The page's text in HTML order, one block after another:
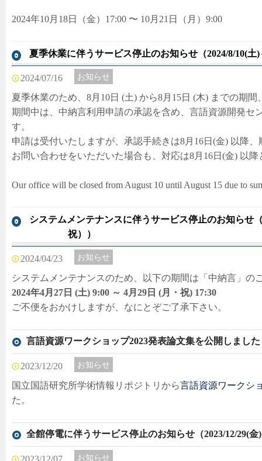
2024年10月18日（金）17:00 〜 10月21日（月）9:00
夏季休業に伴うサービス停止のお知らせ（2024/8/10(土
2024/07/16 お知らせ
夏季休業のため、8月10日 (土) から8月15日 (木) までの期
期間中は、中納言利用申請の承認を含め、言語資源開発セ
す。
申請は受付いたしますが、承認手続きは8月16日(金) 以降
お問い合わせをいただいた場合も、対応は8月16日(金) 以
Our office will be closed from August 10 until August 15 due to
システムメンテナンスに伴うサービス停止のお知らせ
祝））
2024/04/23 お知らせ
システムメンテナンスのため、以下の期間は「中納言」の
2024年4月27日 (土) 9:00 ～ 4月29日 (月・祝) 17:30
ご不便をおかけしますが、なにとぞご了承下さい。
言語資源ワークショップ2023発表論文集を公開しました
2023/12/20 お知らせ
国立国語研究所学術情報リポジトリから言語資源ワークシ
た。
全館停電に伴うサービス停止のお知らせ（2023/12/29(金
2023/12/07 お知らせ